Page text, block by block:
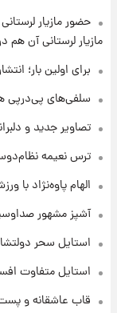
حضور مازیار
مازیار لرستانی آن هم
برای اولین بار؛
سلفی‌های پی‌درپی
تصاویر جدید و
ترس نعیمه
الهام پاوه‌نژاد
آشپز مشهور
استایل سحر
استایل متفاوت افسانه
قاب عاشقانه و